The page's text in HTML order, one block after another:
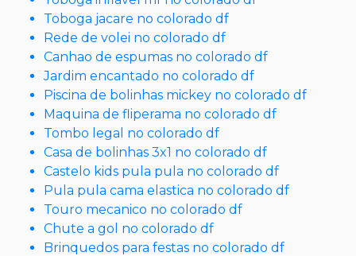
Toboga jacare no colorado df
Rede de volei no colorado df
Canhao de espumas no colorado df
Jardim encantado no colorado df
Piscina de bolinhas mickey no colorado df
Maquina de fliperama no colorado df
Tombo legal no colorado df
Casa de bolinhas 3x1 no colorado df
Castelo kids pula pula no colorado df
Pula pula cama elastica no colorado df
Touro mecanico no colorado df
Chute a gol no colorado df
Brinquedos para festas no colorado df